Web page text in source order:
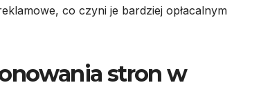
co czyni je bardziej opłacalnym
stron w